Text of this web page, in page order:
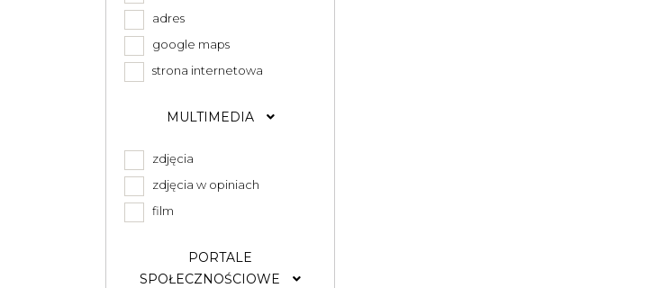
adres
google maps
strona internetowa
MULTIMEDIA
zdjęcia
zdjęcia w opiniach
film
PORTALE
SPOŁECZNOŚCIOWE